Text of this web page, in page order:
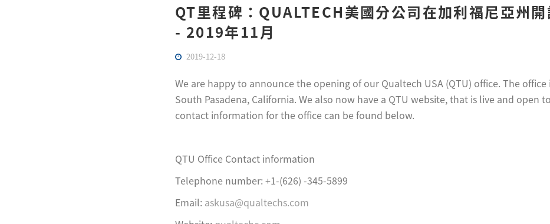
QT里程碑：QUALTECH美國分公司在加利福尼亞州
- 2019年11月
2019-12-18
We are happy to announce the opening of our Qualtech USA (QTU) office. The
South Pasadena, California. We also now have a QTU website, that is live and open
contact information for the office can be found below.
QTU Office Contact information
Telephone number: +1-(626) -345-5899
Email: askusa@qualtechs.com